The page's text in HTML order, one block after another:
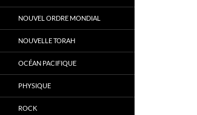
NOUVEL ORDRE MONDIAL
NOUVELLE TORAH
OCÉAN PACIFIQUE
PHYSIQUE
ROCK